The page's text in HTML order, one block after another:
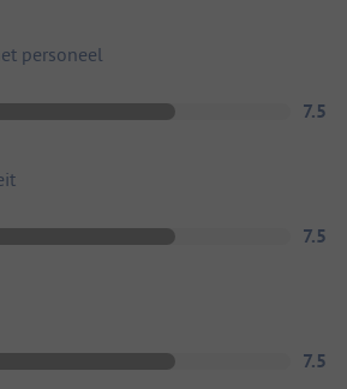
personeel
7.5
7.5
7.5